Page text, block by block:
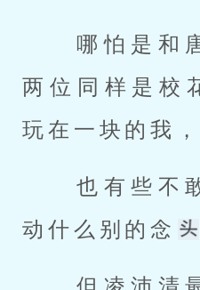
两位同样是校
玩在一块的我
动什么别的念